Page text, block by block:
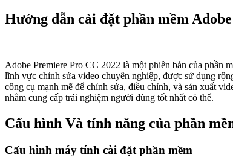
Hướng dẫn cài đặt phần mềm
Adobe Premiere Pro CC 2022 là một phiên bản của phần
lĩnh vực chỉnh sửa video chuyên nghiệp, được sử dụng
công cụ mạnh mẽ để chỉnh sửa, điều chỉnh, và sản xuất
nhằm cung cấp trải nghiệm người dùng tốt nhất có thể.
Cấu hình Và tính năng của phần
Cấu hình máy tính cài đặt phần mềm